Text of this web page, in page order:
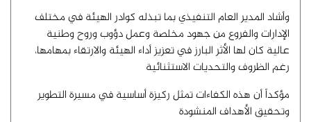
وأشاد المدير العام التنفيذي بما تبذله كوادر الهيئة في مختلف
الإدارات والفروع من جهود مخلصة وعمل دؤوب وروح وطنية
عالية كان لها الأثر البارز في تعزيز أداء الهيئة والارتقاء بمهامها،
رغم الظروف والتحديات الاستثنائية
مؤكداً أن هذه الكفاءات تمثل ركيزة أساسية في مسيرة التطوير
وتحقيق الأهداف المنشودة